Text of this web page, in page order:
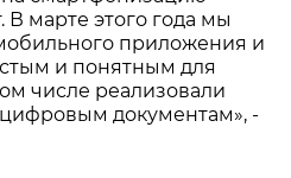
В марте этого года мы
приложения и
и понятным для
числе реализовали
документам», -